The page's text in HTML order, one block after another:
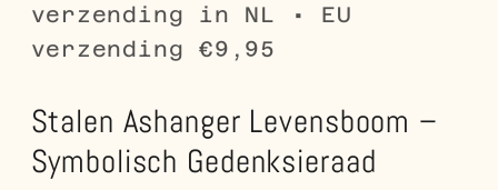
verzending in NL • EU
verzending €9,95
Stalen Ashanger Levensboom –
Symbolisch Gedenksieraad